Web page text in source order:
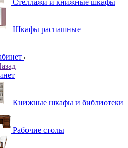
Стеллажи и книжные шкафы
Шкафы распашные
Книжные шкафы и библиотеки
Рабочие столы